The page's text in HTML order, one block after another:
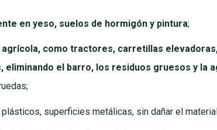
en yeso, suelos de hormigón y pintura;
agrícola, como tractores, carretillas
eliminando el barro, los residuos gruesos y la
superficies metálicas, sin dañar el